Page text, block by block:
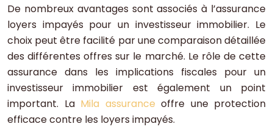
De nombreux avantages sont associés à l’assurance
loyers impayés pour un investisseur immobilier. Le
choix peut être facilité par une comparaison détaillée
des différentes offres sur le marché. Le rôle de cette
assurance dans les implications fiscales pour un
investisseur immobilier est également un point
important. La Mila assurance offre une protection
efficace contre les loyers impayés.